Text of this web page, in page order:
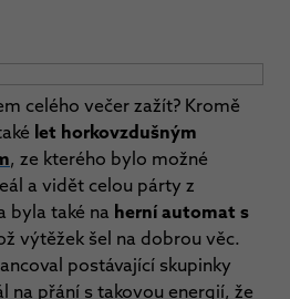
celého večer zažít? Kromě
let horkovzdušným
, ze kterého bylo možné
a vidět celou párty z
byla také na herní automat s
výtěžek šel na dobrou věc.
postávající skupinky
na přání s takovou energií, že